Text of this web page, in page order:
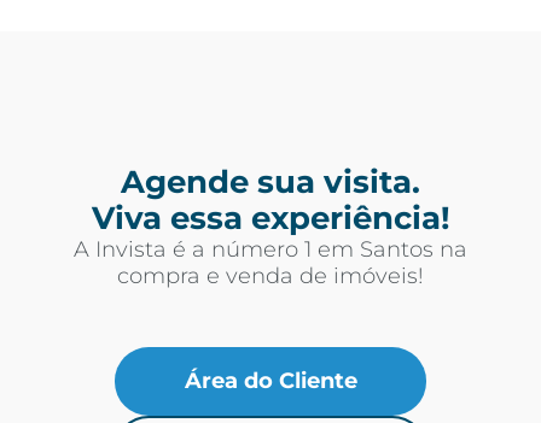
Agende sua visita.
Viva essa experiência!
A Invista é a número 1 em Santos na
compra e venda de imóveis!
Área do Cliente